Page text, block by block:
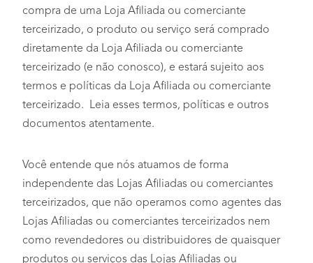
compra de uma Loja Afiliada ou comerciante
terceirizado, o produto ou serviço será comprado
diretamente da Loja Afiliada ou comerciante
terceirizado (e não conosco), e estará sujeito aos
termos e políticas da Loja Afiliada ou comerciante
terceirizado. Leia esses termos, políticas e outros
documentos atentamente.
Você entende que nós atuamos de forma
independente das Lojas Afiliadas ou comerciantes
terceirizados, que não operamos como agentes das
Lojas Afiliadas ou comerciantes terceirizados nem
como revendedores ou distribuidores de quaisquer
produtos ou serviços das Lojas Afiliadas ou